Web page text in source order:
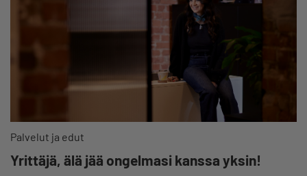
Palvelut ja edut
Yrittäjä, älä jää ongelmasi kanssa yksin!